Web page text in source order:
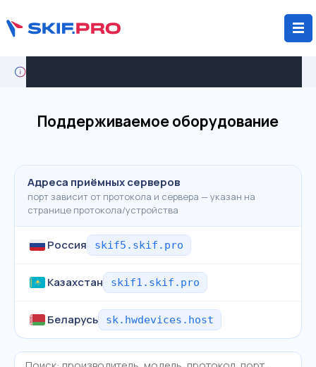
Поддерживаемое оборудование
Адреса приёмных серверов
порт зависит от протокола и сервера — указан на
странице протокола/устройства
Россия skif5.skif.pro
Казахстан skif1.skif.pro
Беларусь sk.hwdevices.host